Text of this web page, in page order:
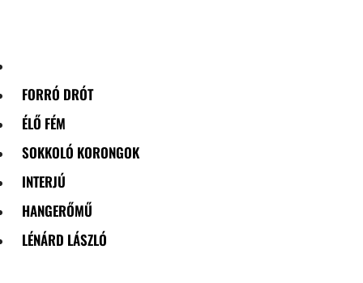
FORRÓ DRÓT
ÉLŐ FÉM
SOKKOLÓ KORONGOK
INTERJÚ
HANGERŐMŰ
LÉNÁRD LÁSZLÓ